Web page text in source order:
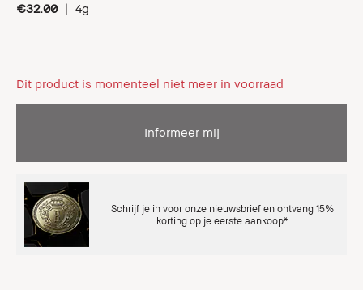
€32.00 | 4g
Dit product is momenteel niet meer in voorraad
Informeer mij
Schrijf je in voor onze nieuwsbrief en ontvang 15%
korting op je eerste aankoop*